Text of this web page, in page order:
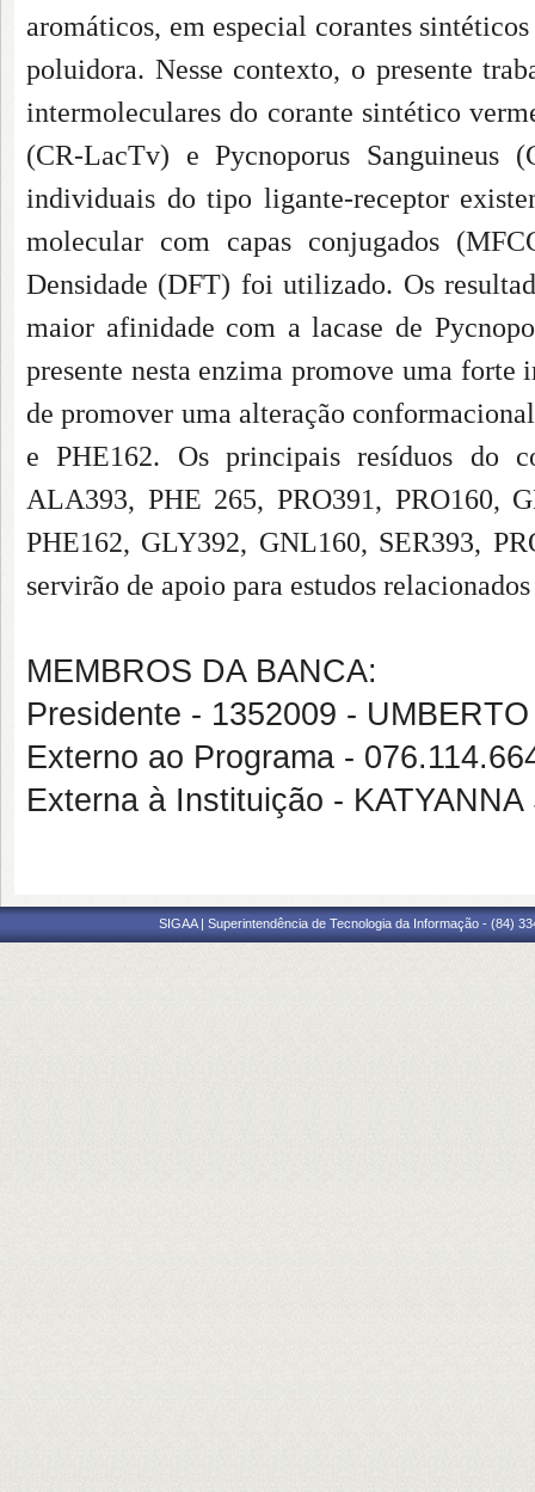
aromáticos, em especial corantes
poluidora. Nesse contexto, o presente
intermoleculares do corante sintético
(CR-LacTv) e Pycnoporus Sanguineus
individuais do tipo ligante-receptor
molecular com capas conjugados
Densidade (DFT) foi utilizado. Os
maior afinidade com a lacase de
presente nesta enzima promove uma
de promover uma alteração
e PHE162. Os principais resíduos do
ALA393, PHE 265, PRO391, PRO160,
PHE162, GLY392, GNL160, SER393,
servirão de apoio para estudos
MEMBROS DA BANCA:
Presidente - 1352009 -
Externo ao Programa -
Externa à Instituição -
SIGAA | Superintendência de Tecnologia da Informação - (84)